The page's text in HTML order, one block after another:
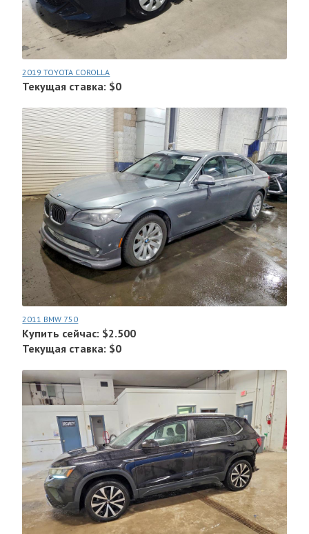
2019 TOYOTA COROLLA
Текущая ставка: $0
2011 BMW 750
Купить сейчас: $2.500
Текущая ставка: $0